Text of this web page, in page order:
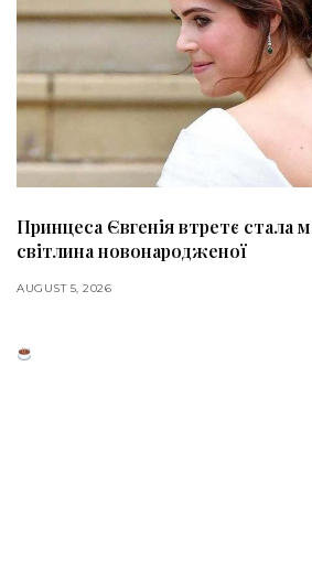
Принцеса Євгенія втретє стала
світлина новонародженої
AUGUST 5, 2026